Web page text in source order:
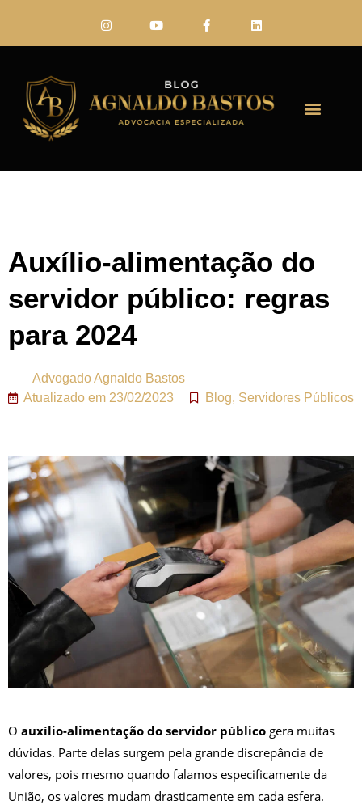
Auxílio-alimentação do
servidor público: regras
para 2024
AdvogadoAgnaldo Bastos
Atualizado em 23/02/2023 Blog, Servidores Públicos
O auxílio-alimentação do servidor público gera muitas
dúvidas. Parte delas surgem pela grande discrepância de
valores, pois mesmo quando falamos especificamente da
União, os valores mudam drasticamente em cada esfera.